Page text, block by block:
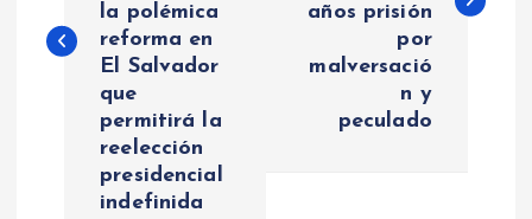
e
la polémica
reforma en
El Salvador
que
permitirá la
reelección
presidencial
indefinida
años prisión
por
malversació
n y
peculado